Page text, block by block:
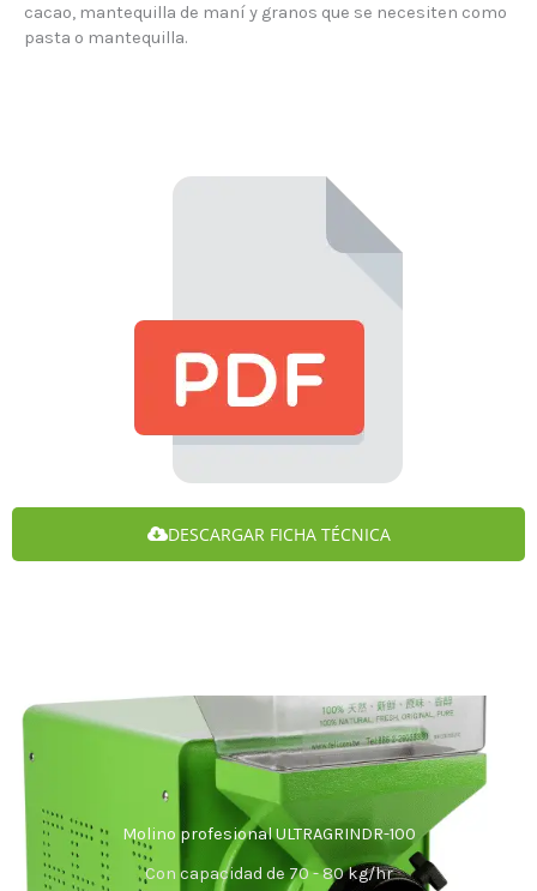
cacao, mantequilla de maní y granos que se necesiten como
pasta o mantequilla.
DESCARGAR FICHA TÉCNICA
Molino profesional ULTRAGRINDR-100
Con capacidad de 70 - 80 kg/hr